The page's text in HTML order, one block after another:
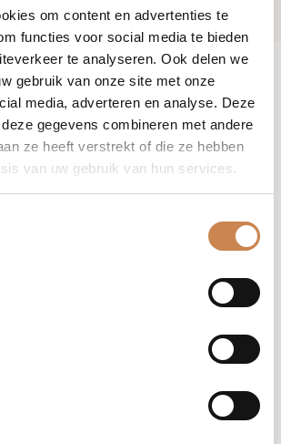
om content en advertenties te
functies voor social media te bieden
te analyseren. Ook delen we
gebruik van onze site met onze
media, adverteren en analyse. Deze
gegevens combineren met andere
ze heeft verstrekt of die ze hebben
van uw gebruik van hun services.
Volgende